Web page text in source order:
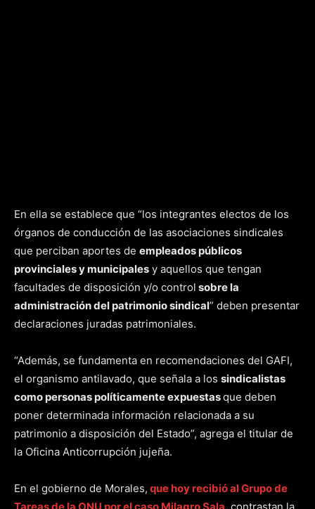
En ella se establece que “los integrantes electos de los
órganos de conducción de las asociaciones sindicales
que perciban aportes de empleados públicos
provinciales y municipales y aquellos que tengan
facultades de disposición y/o control sobre la
administración del patrimonio sindical” deben presentar
declaraciones juradas patrimoniales.
“Además, se fundamenta en recomendaciones del GAFI,
el organismo antilavado, que señala a los sindicalistas
como personas políticamente expuestasque deben
poner determinada información relacionada a su
patrimonio a disposición del Estado”, agrega el titular de
la Oficina Anticorrupción jujeña.
En el gobierno de Morales, que hoy recibió al Grupo de